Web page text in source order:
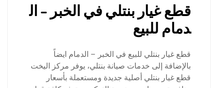
قطع غيار بنتلي في الخبر – ال
دمام للبيع
قطع غيار بنتلي للبيع في الخبر – الدمام ايضاً
بالإضافة إلى خدمات صيانة بنتلي، يوفر مركز اليخت
قطع غيار بنتلي أصلية جديدة ومستعملة بأسعار